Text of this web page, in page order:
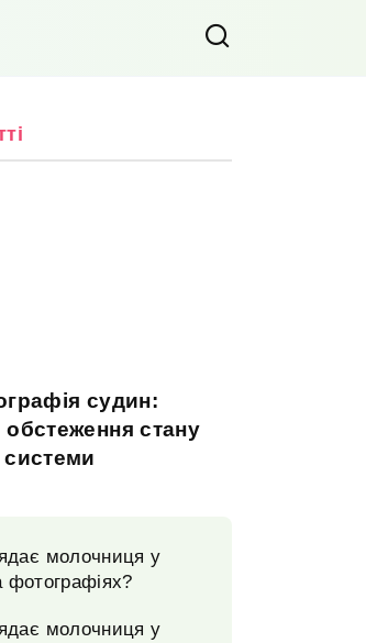
судин:
обстеження стану
системи
молочниця у
фотографіях?
молочниця у